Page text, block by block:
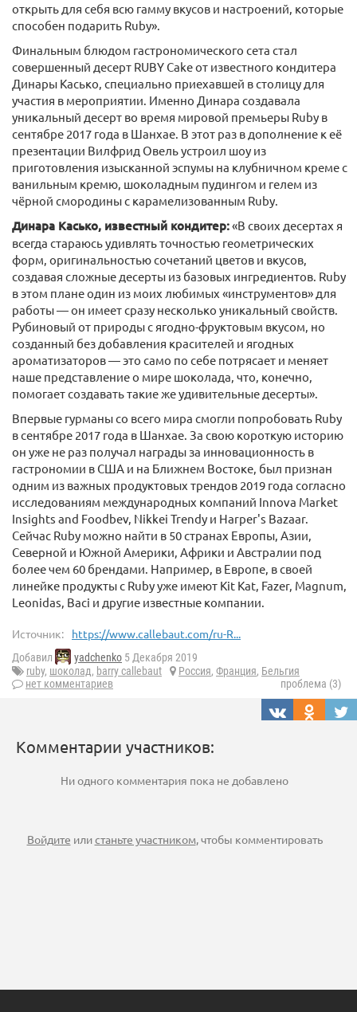
открыть для себя всю гамму вкусов и настроений, которые
способен подарить Ruby».
Финальным блюдом гастрономического сета стал
совершенный десерт RUBY Cake от известного кондитера
Динары Касько, специально приехавшей в столицу для
участия в мероприятии. Именно Динара создавала
уникальный десерт во время мировой премьеры Ruby в
сентябре 2017 года в Шанхае. В этот раз в дополнение к её
презентации Вилфрид Овель устроил шоу из
приготовления изысканной эспумы на клубничном креме с
ванильным кремю, шоколадным пудингом и гелем из
чёрной смородины с карамелизованным Ruby.
Динара Касько, известный кондитер:«В своих десертах я
всегда стараюсь удивлять точностью геометрических
форм, оригинальностью сочетаний цветов и вкусов,
создавая сложные десерты из базовых ингредиентов. Ruby
в этом плане один из моих любимых «инструментов» для
работы — он имеет сразу несколько уникальный свойств.
Рубиновый от природы с ягодно-фруктовым вкусом, но
созданный без добавления красителей и ягодных
ароматизаторов — это само по себе потрясает и меняет
наше представление о мире шоколада, что, конечно,
помогает создавать такие же удивительные десерты».
Впервые гурманы со всего мира смогли попробовать Ruby
в сентябре 2017 года в Шанхае. За свою короткую историю
он уже не раз получал награды за инновационность в
гастрономии в США и на Ближнем Востоке, был признан
одним из важных продуктовых трендов 2019 года согласно
исследованиям международных компаний Innova Market
Insights and Foodbev, Nikkei Trendy и Harper's Bazaar.
Сейчас Ruby можно найти в 50 странах Европы, Азии,
Северной и Южной Америки, Африки и Австралии под
более чем 60 брендами. Например, в Европе, в своей
линейке продукты с Ruby уже имеют Kit Kat, Fazer, Magnum,
Leonidas, Baci и другие известные компании.
Источник: https://www.callebaut.com/ru-R...
Добавил yadchenko 5 Декабря 2019
ruby, шоколад, barry callebaut Россия, Франция, Бельгия
нет комментариев
проблема (3)
Комментарии участников:
Ни одного комментария пока не добавлено
Войдите илистаньте участником, чтобы комментировать